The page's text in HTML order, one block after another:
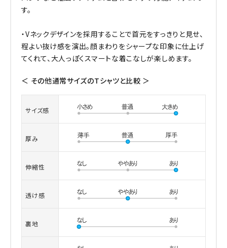
す。
・Vネックデザインを採用することで首元をすっきりと見せ、
程よい抜け感を演出。顔まわりをシャープな印象に仕上げ
てくれて、大人っぽくスマートな着こなしが楽しめます。
＜ その他通常サイズのTシャツと比較 ＞
サイズ感
厚み
伸縮性
透け感
裏地